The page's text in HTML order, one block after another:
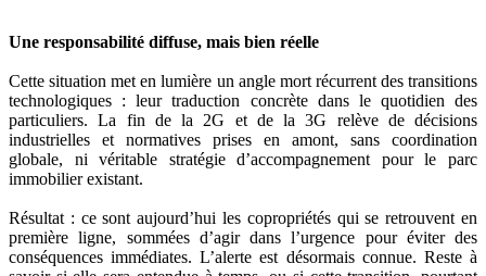
Une responsabilité diffuse, mais bien réelle
Cette situation met en lumière un angle mort récurrent des transitions
technologiques : leur traduction concrète dans le quotidien des
particuliers. La fin de la 2G et de la 3G relève de décisions
industrielles et normatives prises en amont, sans coordination
globale, ni véritable stratégie d’accompagnement pour le parc
immobilier existant.
Résultat : ce sont aujourd’hui les copropriétés qui se retrouvent en
première ligne, sommées d’agir dans l’urgence pour éviter des
conséquences immédiates. L’alerte est désormais connue. Reste à